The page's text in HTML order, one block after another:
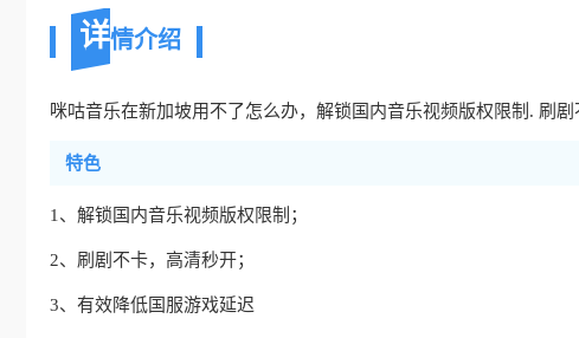
详情介绍
咪咕音乐在新加坡用不了怎么办，解锁国内音乐视频版权限制. 刷
特色
1、解锁国内音乐视频版权限制；
2、刷剧不卡，高清秒开；
3、有效降低国服游戏延迟